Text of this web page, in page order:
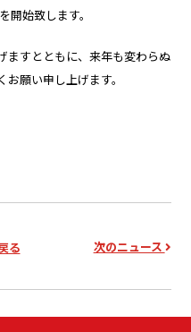
始致します。
ますとともに、来年も変わらぬ
願い申し上げます。
る 次のニュース